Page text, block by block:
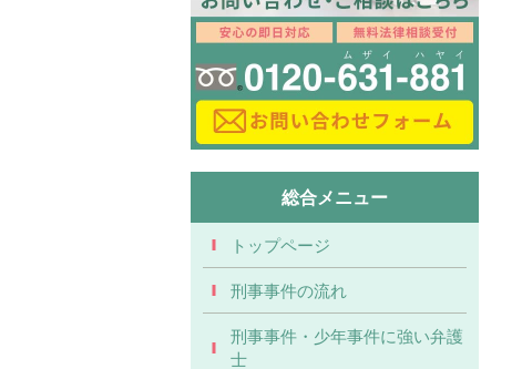
総合メニュー
トップページ
刑事事件の流れ
刑事事件・少年事件に強い弁護
士